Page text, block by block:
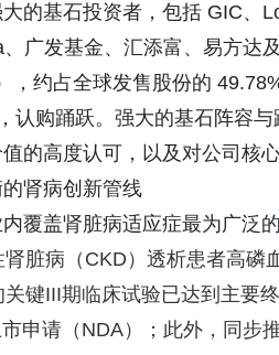
的基石投资者，包括 GIC、
广发基金、汇添富、易方达
，约占全球发售股份的
认购踊跃。强大的基石阵容
的高度认可，以及对公司核
肾病创新管线
覆盖肾脏病适应症最为广泛
脏病（CKD）透析患者高
键III期临床试验已达到主要
市申请（NDA）；此外，同